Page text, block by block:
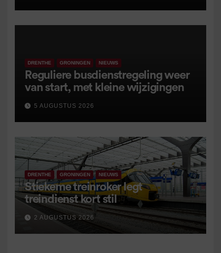
DRENTHE GRONINGEN NIEUWS
Reguliere busdienstregeling weer
van start, met kleine wijzigingen
5 AUGUSTUS 2026
DRENTHE GRONINGEN NIEUWS
Stiekeme treinroker legt
treindienst kort stil
2 AUGUSTUS 2026